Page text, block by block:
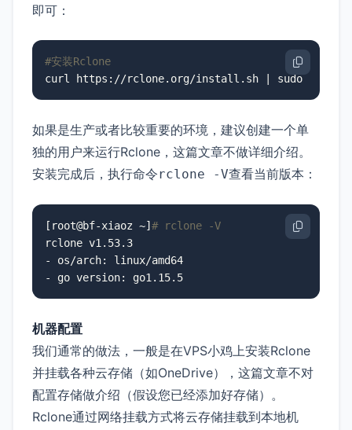
即可：
#安装Rclone
curl https://rclone.org/install.sh | sudo bash
如果是生产或者比较重要的环境，建议创建一个单
独的用户来运行Rclone，这篇文章不做详细介绍。
安装完成后，执行命令rclone -V查看当前版本：
[root@bf-xiaoz ~] # rclone -V
rclone v1.53.3
- os/arch: linux/amd64
- go version: go1.15.5
机器配置
我们通常的做法，一般是在VPS小鸡上安装Rclone
并挂载各种云存储（如OneDrive），这篇文章不对
配置存储做介绍（假设您已经添加好存储）。
Rclone通过网络挂载方式将云存储挂载到本地机